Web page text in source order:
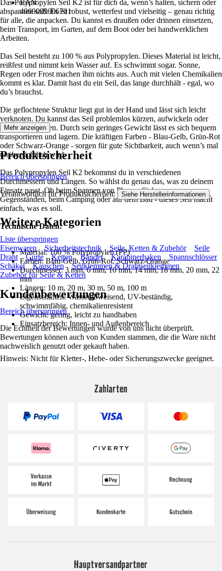
EAN
4069009606701
Das Polypropylen Seil K2 ist für dich da, wenn’s halten, sichern oder
abspannen soll. Es ist robust, wetterfest und vielseitig – genau richtig
für alle, die anpacken. Du kannst es draußen oder drinnen einsetzen,
beim Transport, im Garten, auf dem Boot oder bei handwerklichen
Arbeiten.
Das Seil besteht zu 100 % aus Polypropylen. Dieses Material ist leicht,
reißfest und nimmt kein Wasser auf. Es schwimmt sogar. Sonne,
Regen oder Frost machen ihm nichts aus. Auch mit vielen Chemikalien
kommt es klar. Damit hast du ein Seil, das lange durchhält - egal, wo
du’s brauchst.
Die geflochtene Struktur liegt gut in der Hand und lässt sich leicht
verknoten. Du kannst das Seil problemlos kürzen, aufwickeln oder
wiederverwenden. Durch sein geringes Gewicht lässt es sich bequem
transportieren und lagern. Die kräftigen Farben - Blau-Gelb, Grün-Rot
oder Schwarz-Orange - sorgen für gute Sichtbarkeit, auch wenn’s mal
unübersichtlich wird.
Das Polypropylen Seil K2 bekommst du in verschiedenen
Durchmessern und Längen. So wählst du genau das, was zu deinem
Einsatz passt. Ob beim Spannen von Planen, Sichern von
Gegenständen, beim Camping oder auf dem Bau - dieses Seil macht
einfach, was es soll.
Technische Daten:
Material: 100 % Polypropylen (PP)
Farben: Blau-Gelb, Grün-Rot, Schwarz-Orange
Durchmesser: 3 mm, 6 mm, 10 mm, 14 mm, 18 mm, 20 mm, 22
mm
Längen: 10 m, 20 m, 30 m, 50 m, 100 m
Eigenschaften: Wasserabweisend, UV-beständig,
schwimmfähig, chemikalienresistent
Gewicht: gering, leicht zu handhaben
Einsatzbereich: Innen- und Außenbereich
Hinweis: Nicht für Kletter-, Hebe- oder Sicherungszwecke geeignet.
Mehr anzeigen
Produktsicherheit
Bereich überspringen
Verantwortlich für Produktsicherheit: Siehe Herstellerinformationen .
Weitere Kategorien
Liste überspringen
Eisenwaren
Sicherheitstechnik Seile, Ketten & Zubehör
Seile
Draht
Gurte Ketten Bänder Karabinerhaken
Spannschlösser
Schäkel
Kauschen
Seilklemmen & Drahtseilklemmen
Zubehör für Seile & Ketten
Kundenbewertungen
Bereich überspringen
Die Echtheit der Bewertungen wurde von uns nicht überprüft.
Bewertungen können auch von Kunden stammen, die die Ware nicht
nachweislich genutzt oder gekauft haben.
Zahlarten
Hauptversandpartner